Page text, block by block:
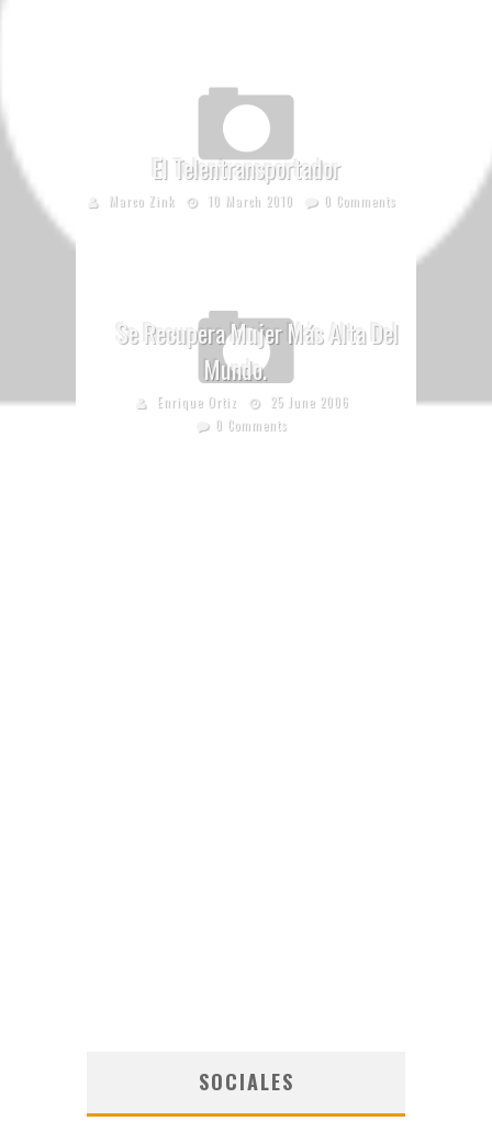
El Telentransportador
Marco Zink 10 March 2010 0 Comments
Se Recupera Mujer Más Alta Del
Mundo.
Enrique Ortiz
25 June 2006
0 Comments
SOCIALES